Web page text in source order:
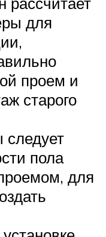
для
проем и
старого
следует
пола
для